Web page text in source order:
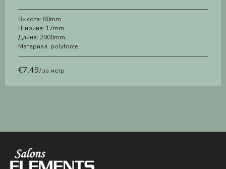
Высота: 80mm
Ширина: 17mm
Длина: 2000mm
Материал: polyforce
€7.49/ за метр